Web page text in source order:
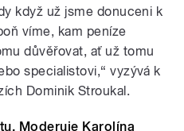
když už jsme donuceni k
víme, kam peníze
důvěřovat, ať už tomu
specialistovi,“ vyzývá k
Dominik Stroukal.
Moderuje Karolína